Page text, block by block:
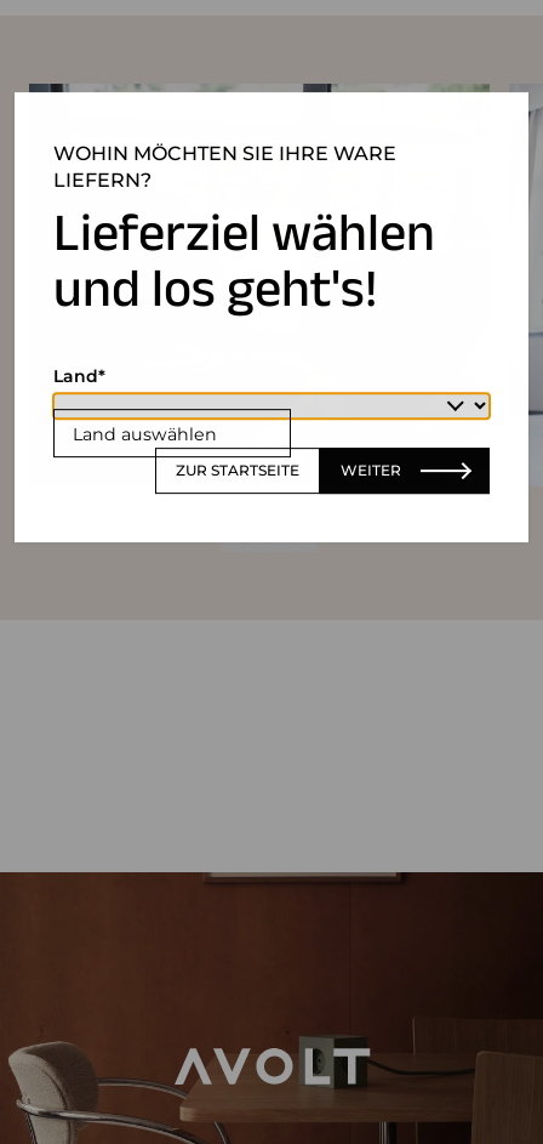
WOHIN MÖCHTEN SIE IHRE WARE
LIEFERN?
Lieferziel wählen
und los geht's!
Land auswählen
Land
ZUR STARTSEITE WEITER